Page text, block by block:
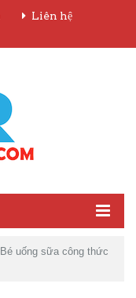
Liên hệ
Bé uống sữa công thức